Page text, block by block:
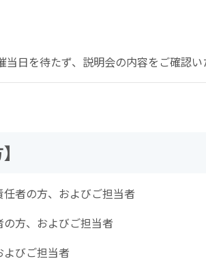
日を待たず、説明会の内容をご確認い
任者の方、およびご担当者
の方、およびご担当者
よびご担当者